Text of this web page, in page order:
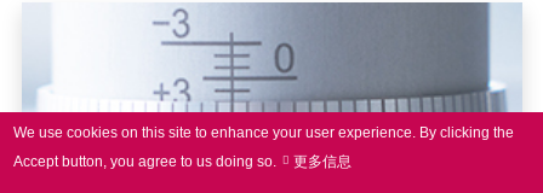
We use cookies on this site to enhance your user experience. By clicking the
Accept button, you agree to us doing so.
更多信息